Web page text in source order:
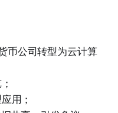
币公司转型为云计算
用；